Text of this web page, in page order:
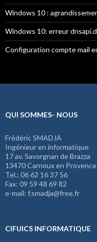
Windows 10 :
Windows 10: erreur
Configuration compte mail
QUI SOMMES- NOUS
Frédéric SMADJA
Ingénieur en informatique
17 av. Savorgnan de Brazza
13470 Carnoux en Provence
Tel.: 06 62 16 37 56
Fax: 09 59 48 69 82
e-mail: f.smadja@free.fr
CIFUICS INFORMATIQUE